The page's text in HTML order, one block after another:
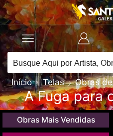
Início Telas Obras
A Fuga para
Obras Mais Vendidas